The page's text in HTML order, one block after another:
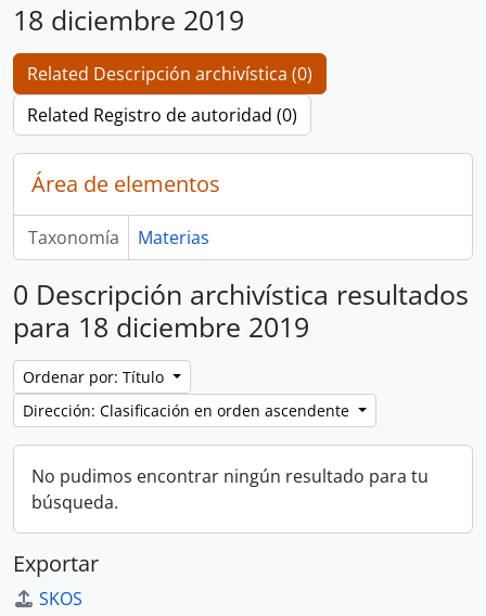
18 diciembre 2019
Related Descripción archivística (0)
Related Registro de autoridad (0)
Área de elementos
Taxonomía Materias
0 Descripción archivística resultados
para 18 diciembre 2019
Ordenar por: Título
Dirección: Clasificación en orden ascendente
No pudimos encontrar ningún resultado para tu
búsqueda.
Exportar
SKOS